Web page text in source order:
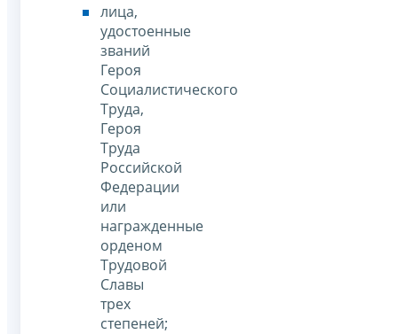
лица,
удостоенные
званий
Героя
Социалистического
Труда,
Героя
Труда
Российской
Федерации
или
награжденные
орденом
Трудовой
Славы
трех
степеней;